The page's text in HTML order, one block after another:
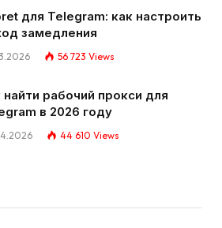
для Telegram: как настроить
замедления
56 723 Views
найти рабочий прокси для
в 2026 году
44 610 Views